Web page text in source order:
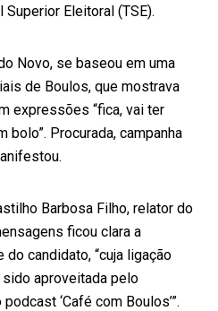
Eleitoral (TSE).
Novo, se baseou em uma
de Boulos, que mostrava
expressões “fica, vai ter
bolo”. Procurada, campanha
Barbosa Filho, relator do
ficou clara a
candidato, “cuja ligação
sido aproveitada pelo
‘Café com Boulos’”.